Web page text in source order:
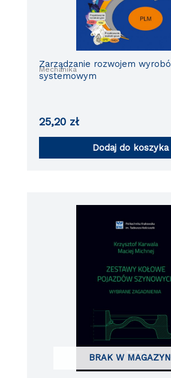
Mechanika
Zarządzanie rozwojem
systemowym
25,20 zł
Dodaj do koszyka
BRAK W